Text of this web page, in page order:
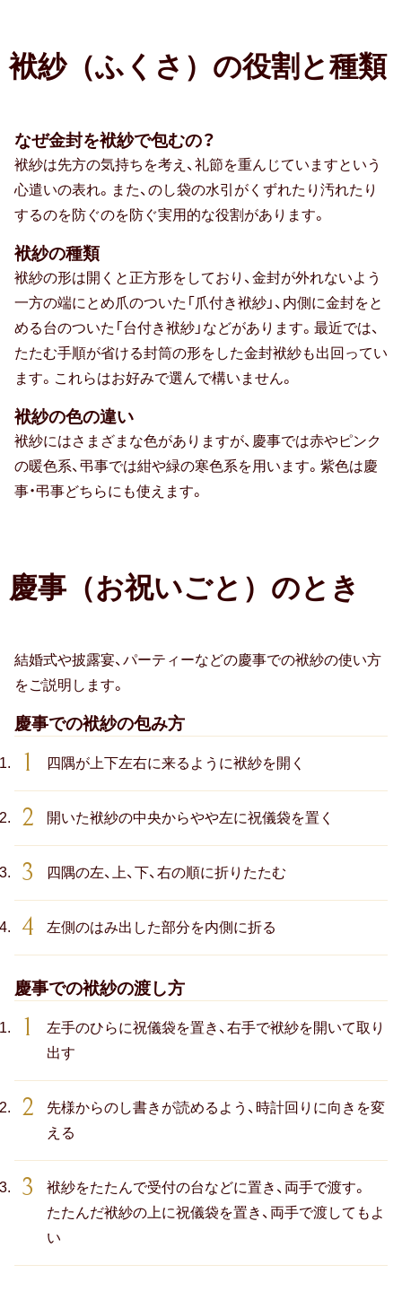
袱紗（ふくさ）の役割と種類
なぜ金封を袱紗で包むの？
袱紗は先方の気持ちを考え、礼節を重んじていますという
心遣いの表れ。また、のし袋の水引がくずれたり汚れたり
するのを防ぐのを防ぐ実用的な役割があります。
袱紗の種類
袱紗の形は開くと正方形をしており、金封が外れないよう
一方の端にとめ爪のついた「爪付き袱紗」、内側に金封をと
める台のついた「台付き袱紗」などがあります。最近では、
たたむ手順が省ける封筒の形をした金封袱紗も出回ってい
ます。これらはお好みで選んで構いません。
袱紗の色の違い
袱紗にはさまざまな色がありますが、慶事では赤やピンク
の暖色系、弔事では紺や緑の寒色系を用います。紫色は慶
事・弔事どちらにも使えます。
慶事（お祝いごと）のとき
結婚式や披露宴、パーティーなどの慶事での袱紗の使い方
をご説明します。
慶事での袱紗の包み方
四隅が上下左右に来るように袱紗を開く
開いた袱紗の中央からやや左に祝儀袋を置く
四隅の左、上、下、右の順に折りたたむ
左側のはみ出した部分を内側に折る
慶事での袱紗の渡し方
左手のひらに祝儀袋を置き、右手で袱紗を開いて取り
出す
先様からのし書きが読めるよう、時計回りに向きを変
える
袱紗をたたんで受付の台などに置き、両手で渡す。
たたんだ袱紗の上に祝儀袋を置き、両手で渡してもよ
い